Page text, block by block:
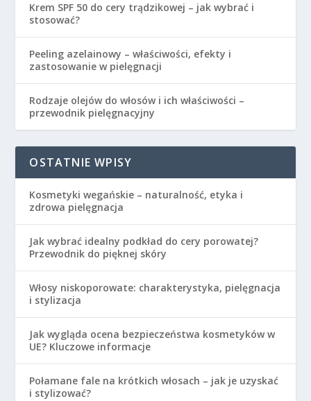
Krem SPF 50 do cery trądzikowej – jak wybrać i
stosować?
Peeling azelainowy – właściwości, efekty i
zastosowanie w pielęgnacji
Rodzaje olejów do włosów i ich właściwości –
przewodnik pielęgnacyjny
OSTATNIE WPISY
Kosmetyki wegańskie – naturalność, etyka i
zdrowa pielęgnacja
Jak wybrać idealny podkład do cery porowatej?
Przewodnik do pięknej skóry
Włosy niskoporowate: charakterystyka, pielęgnacja
i stylizacja
Jak wygląda ocena bezpieczeństwa kosmetyków w
UE? Kluczowe informacje
Połamane fale na krótkich włosach – jak je uzyskać
i stylizować?